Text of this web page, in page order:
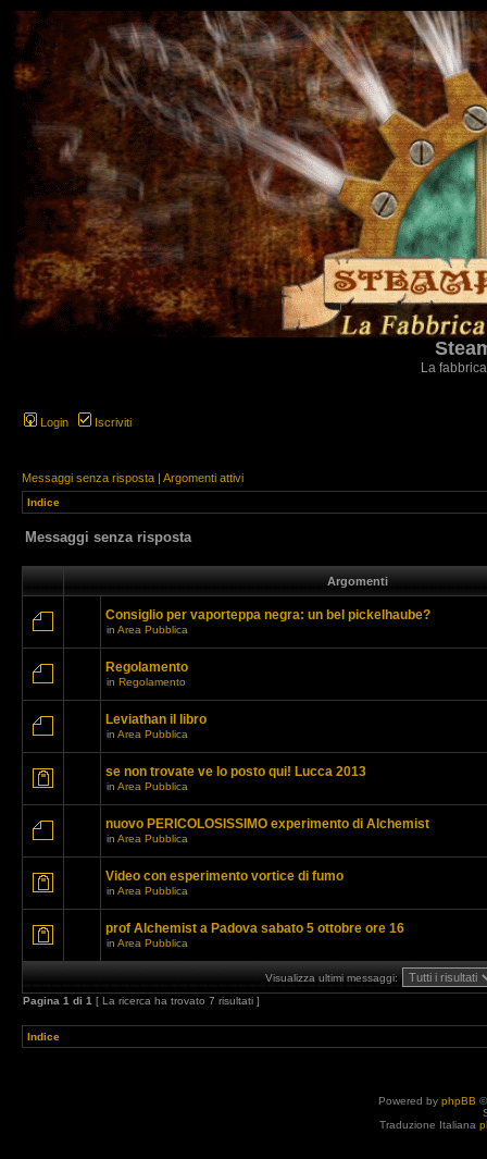
La
Login Iscriviti
Messaggi senza risposta | Argomenti attivi
Indice
Messaggi senza risposta
Argomenti
Consiglio per vaporteppa negra: un bel pickelhaube?
in Area Pubblica
Regolamento
in Regolamento
Leviathan il libro
in Area Pubblica
se non trovate ve lo posto qui! Lucca 2013
in Area Pubblica
nuovo PERICOLOSISSIMO experimento di Alchemist
in Area Pubblica
Video con esperimento vortice di fumo
in Area Pubblica
prof Alchemist a Padova sabato 5 ottobre ore 16
in Area Pubblica
Visualizza ultimi messaggi:
Pagina 1 di 1 [ La ricerca ha trovato 7 risultati ]
Indice
Powered by phpBB
Traduzione Italiana